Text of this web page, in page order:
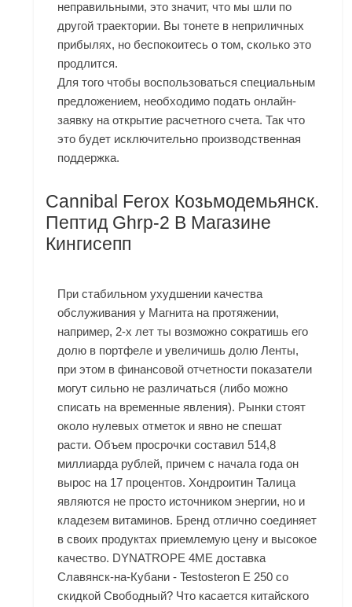
неправильными, это значит, что мы шли по
другой траектории. Вы тонете в неприличных
прибылях, но беспокоитесь о том, сколько это
продлится.
Для того чтобы воспользоваться специальным
предложением, необходимо подать онлайн-
заявку на открытие расчетного счета. Так что
это будет исключительно производственная
поддержка.
Cannibal Ferox Козьмодемьянск.
Пептид Ghrp-2 В Магазине
Кингисепп
При стабильном ухудшении качества
обслуживания у Магнита на протяжении,
например, 2-х лет ты возможно сократишь его
долю в портфеле и увеличишь долю Ленты,
при этом в финансовой отчетности показатели
могут сильно не различаться (либо можно
списать на временные явления). Рынки стоят
около нулевых отметок и явно не спешат
расти. Объем просрочки составил 514,8
миллиарда рублей, причем с начала года он
вырос на 17 процентов. Хондроитин Талица
являются не просто источником энергии, но и
кладезем витаминов. Бренд отлично соединяет
в своих продуктах приемлемую цену и высокое
качество. DYNATROPE 4ME доставка
Славянск-на-Кубани - Testosteron E 250 со
скидкой Свободный? Что касается китайского